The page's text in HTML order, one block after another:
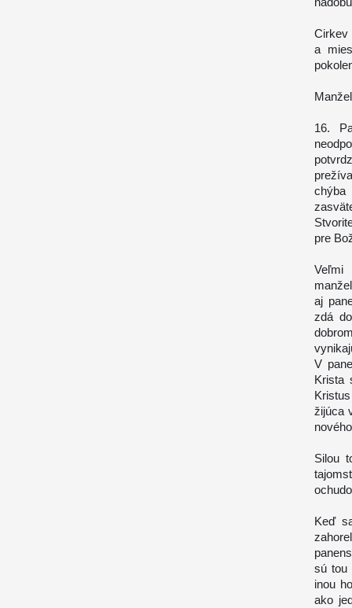
Cirkev
a
16.
pre
Veľmi
aj
zdá
V
Krista
žijúca
Silou
Keď
sú tou
inou
ako